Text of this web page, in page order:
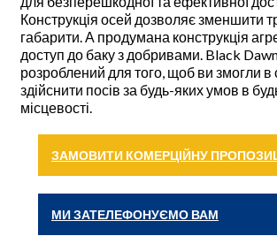
Конструкція осей дозволяє зменшити
габарити. А продумана конструкція
доступ до баку з добривами. Black
розроблений для того, щоб ви змогли в
здійснити посів за будь-яких умов в
місцевості.
ЗАМОВИТИ КОМЕРЦІЙНУ
МИ ЗАТЕЛЕФОНУЄМО ВАМ